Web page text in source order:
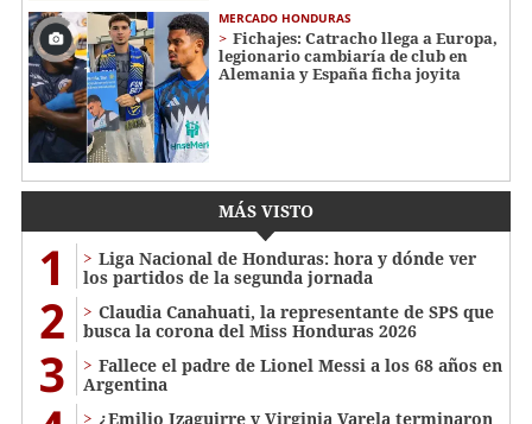
MERCADO HONDURAS
Fichajes: Catracho llega a Europa,
legionario cambiaría de club en
Alemania y España ficha joyita
MÁS VISTO
1
Liga Nacional de Honduras: hora y dónde ver
los partidos de la segunda jornada
2
Claudia Canahuati, la representante de SPS que
busca la corona del Miss Honduras 2026
3
Fallece el padre de Lionel Messi a los 68 años en
Argentina
¿Emilio Izaguirre y Virginia Varela terminaron